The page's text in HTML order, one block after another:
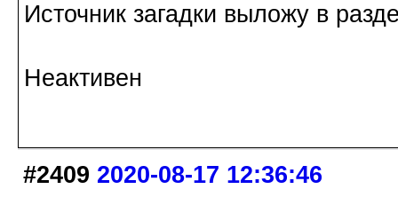
Источник загадки выложу в
Неактивен
#2409 2020-08-17 12:36:46